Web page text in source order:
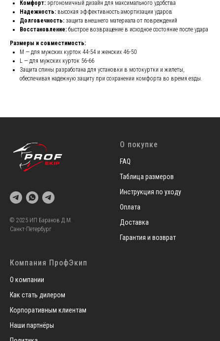
Комфорт: эргономичный дизайн для максимального удобства
Надежность: высокая эффективность амортизации ударов
Долговечность: защита внешнего материала от повреждений
Восстановление: быстрое возвращение в исходное состояние после удара
Размеры и совместимость:
M — для мужских курток 44-54 и женских 46-50
L — для мужских курток 56-66
Защита спины разработана для установки в мотокуртки и жилеты,
обеспечивая надежную защиту при сохранении комфорта во время езды.
© 2025 ИП Баранов Д.М.
Санкт-Петербург
О покупке
FAQ
Таблица размеров
Инструкция по уходу
Оплата
Доставка
Гарантия и возврат
Компания ПрофЭкип
О компании
Как стать дилером
Корпоративным клиентам
Наши партнёры